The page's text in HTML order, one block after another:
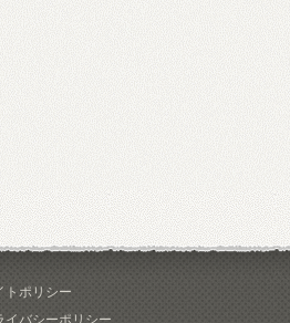
トポリシー
イバシーポリシー